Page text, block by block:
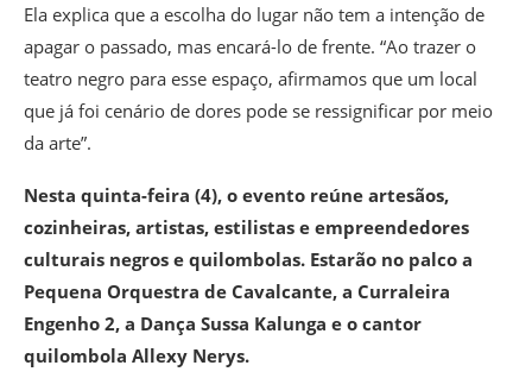
Ela explica que a escolha do lugar não tem a intenção de
apagar o passado, mas encará-lo de frente. “Ao trazer o
teatro negro para esse espaço, afirmamos que um local
que já foi cenário de dores pode se ressignificar por meio
da arte”.
Nesta quinta-feira (4), o evento reúne artesãos,
cozinheiras, artistas, estilistas e empreendedores
culturais negros e quilombolas. Estarão no palco a
Pequena Orquestra de Cavalcante, a Curraleira
Engenho 2, a Dança Sussa Kalunga e o cantor
quilombola Allexy Nerys.